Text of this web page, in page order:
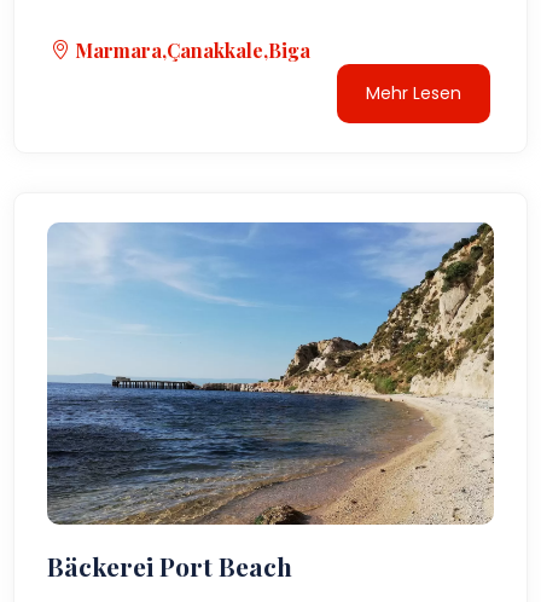
Marmara,Çanakkale,Biga
Mehr Lesen
Bäckerei Port Beach